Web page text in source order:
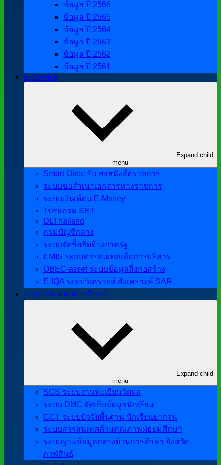
ข้อมูล ปี 2566
ข้อมูล ปี 2565
ข้อมูล ปี 2564
ข้อมูล ปี 2563
ข้อมูล ปี 2562
ข้อมูล ปี 2561
E-Service
Expand child
menu
Smart Obec รับ-ส่งหนังสือราชการ
ระบบขอสำเนาเอกสารทางราชการ
ระบบเงินเดือน E-Money
โปรแกรม SET
DLThailand
กรมบัญชีกลาง
ระบบจัดซื้อจัดจ้างภาครัฐ
EMIS ระบบสารสนเทศเพื่อการบริหาร
OBEC-asset ระบบข้อมูลสิ่งก่อสร้าง
E-IQA ระบบวิเคราะห์ สังเคราะห์ SAR
ระบบสนับสนุนการศึกษา
Expand child
menu
SGS ระบบงานทะเบียนวัดผล
ระบบ DMC จัดเก็บข้อมูลนักเรียน
CCT ระบบปัจจัยพื้นฐาน นักเรียนยากจน
ระบบสารสนเทศด้านคุณภาพมัธยมศึกษา
ระบบฐานข้อมูลกลางด้านการศึกษา จังหวัด
กาฬสินธุ์